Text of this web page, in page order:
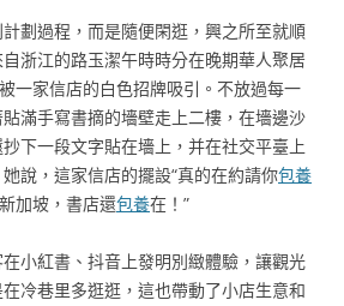
劃過程，而是隨便閑逛，興之所至就順
浙江的路玉潔午時時分在晚期華人聚居
一家信店的白色招牌吸引。不放過每一
滿手寫書摘的墻壁走上二樓，在墻邊沙
下一段文字貼在墻上，并在社交平臺上
說，這家信店的擺設“真的在約請你包養
加坡，書店還包養在！”
小紅書、抖音上發明別緻體驗，讓觀光
冷巷里多逛逛，這也帶動了小店生意和